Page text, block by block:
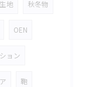
地 秋冬物
OEN
ョン
鞄